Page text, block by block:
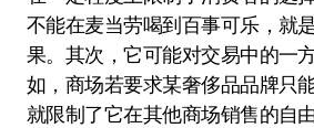
不能在麦当劳喝到百事可乐，就
果。其次，它可能对交易中的一
如，商场若要求某奢侈品品牌只
就限制了它在其他商场销售的自由